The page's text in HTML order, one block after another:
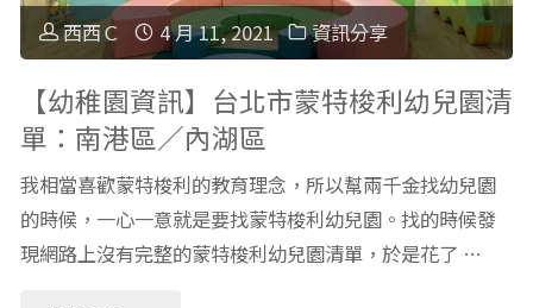
注
的
事：
我
更
重
要，
選
幼
西西Ｃ 4 月 11, 2021 資訊分享
【幼稚園資訊】台北市蒙特梭利幼兒園清
單：南港區／內湖區
我相當喜歡蒙特梭利的教育理念，所以幫兩千金找幼兒園
的時候，一心一意就是要找蒙特梭利幼兒園。找的時候發
現網路上沒有完整的蒙特梭利幼兒園清單，於是花了 …